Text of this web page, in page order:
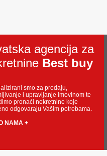
agencija za
Best buy
smo za prodaju,
i upravljanje imovinom te
pronaći nekretnine koje
odgovaraju Vašim potrebama.
NAMA +